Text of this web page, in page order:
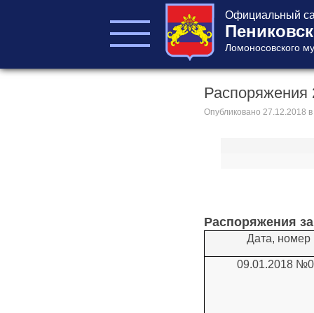
Официальный
Ломоносовского
Распоряжения
Опубликовано 27.12.2018
Распоряжения
Дата, номер
09.01.2018